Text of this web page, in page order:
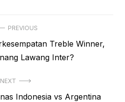
PREVIOUS
Treble Winner,
Lawang Inter?
NEXT
Indonesia vs Argentina